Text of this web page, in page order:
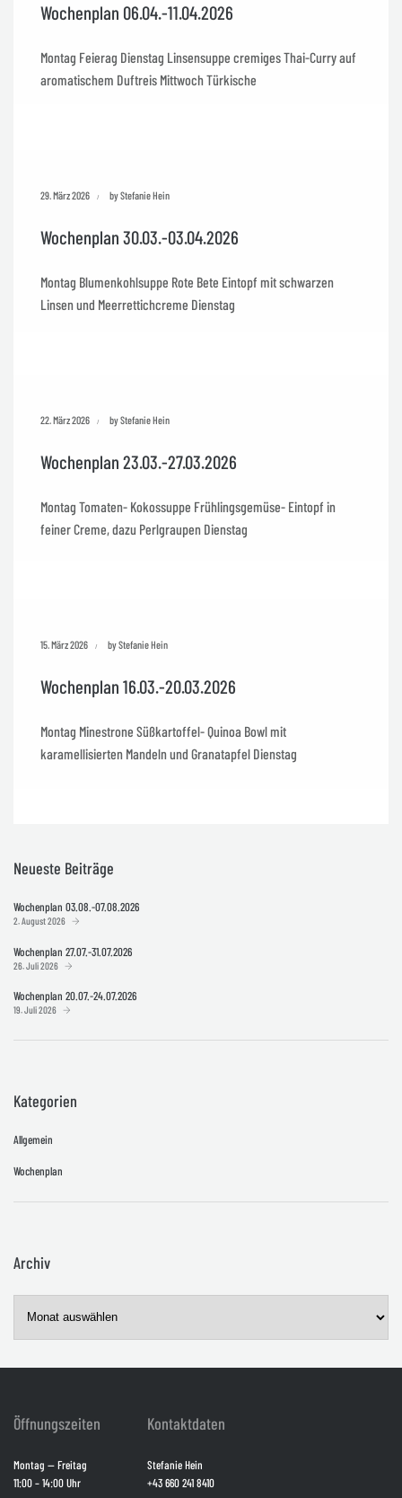
Wochenplan 06.04.-11.04.2026
Montag Feierag Dienstag Linsensuppe cremiges Thai-Curry auf
aromatischem Duftreis Mittwoch Türkische
29. März 2026 by Stefanie Hein
Wochenplan 30.03.-03.04.2026
Montag Blumenkohlsuppe Rote Bete Eintopf mit schwarzen
Linsen und Meerrettichcreme Dienstag
22. März 2026 by Stefanie Hein
Wochenplan 23.03.-27.03.2026
Montag Tomaten- Kokossuppe Frühlingsgemüse- Eintopf in
feiner Creme, dazu Perlgraupen Dienstag
15. März 2026 by Stefanie Hein
Wochenplan 16.03.-20.03.2026
Montag Minestrone Süßkartoffel- Quinoa Bowl mit
karamellisierten Mandeln und Granatapfel Dienstag
Neueste Beiträge
Wochenplan 03.08.-07.08.2026
2. August 2026
Wochenplan 27.07.-31.07.2026
26. Juli 2026
Wochenplan 20.07.-24.07.2026
19. Juli 2026
Kategorien
Allgemein
Wochenplan
Archiv
Öffnungszeiten
Montag — Freitag
11:00 – 14:00 Uhr
Kontaktdaten
Stefanie Hein
+43 660 241 8410